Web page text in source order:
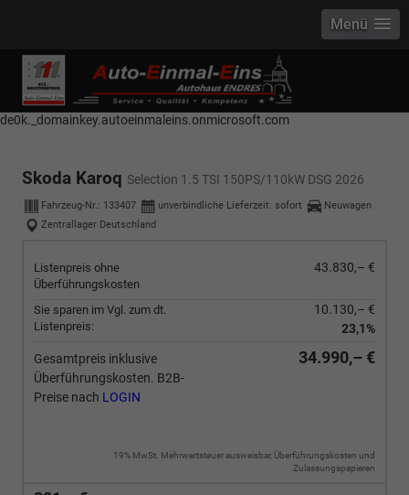
------------ Host Name : selector1._domainkey Points to address or value:
selector1-aee-de0k._domainkey.autoeinmaleins.onmicrosoft.com Host
Name : selector2._domainkey Points to address or value: selector2-aee-
de0k._domainkey.autoeinmaleins.onmicrosoft.com
Menü
Skoda Karoq Selection 1.5 TSI 150PS/110kW DSG 2026
Fahrzeug-Nr.: 133407 unverbindliche Lieferzeit: sofort
Neuwagen
Zentrallager Deutschland
Listenpreis ohne
Überführungskosten
43.830,– €
Sie sparen im Vgl. zum dt.
Listenpreis:
10.130,– €
23,1%
Gesamtpreis inklusive
Überführungskosten. B2B-
Preise nach LOGIN
34.990,– €
19% MwSt. Mehrwertsteuer ausweisbar, Überführungskosten und
Zulassungspapieren